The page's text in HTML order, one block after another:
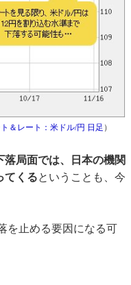
＆レート：米ドル/円 日足 ）
落局面では、日本の機関
てくるということも、今
を止める要因になる可